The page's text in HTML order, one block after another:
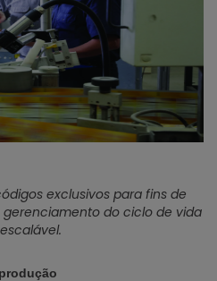
exclusivos para fins de
do ciclo de vida